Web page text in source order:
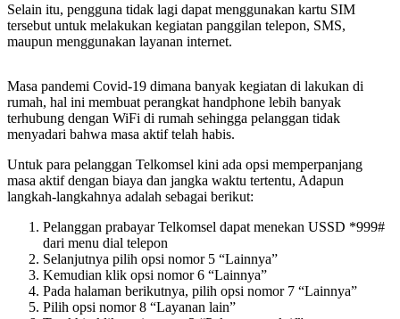
Selain itu, pengguna tidak lagi dapat menggunakan kartu SIM
tersebut untuk melakukan kegiatan panggilan telepon, SMS,
maupun menggunakan layanan internet.
Masa pandemi Covid-19 dimana banyak kegiatan di lakukan di
rumah, hal ini membuat perangkat handphone lebih banyak
terhubung dengan WiFi di rumah sehingga pelanggan tidak
menyadari bahwa masa aktif telah habis.
Untuk para pelanggan Telkomsel kini ada opsi memperpanjang
masa aktif dengan biaya dan jangka waktu tertentu, Adapun
langkah-langkahnya adalah sebagai berikut:
Pelanggan prabayar Telkomsel dapat menekan USSD *999#
dari menu dial telepon
Selanjutnya pilih opsi nomor 5 “Lainnya”
Kemudian klik opsi nomor 6 “Lainnya”
Pada halaman berikutnya, pilih opsi nomor 7 “Lainnya”
Pilih opsi nomor 8 “Layanan lain”